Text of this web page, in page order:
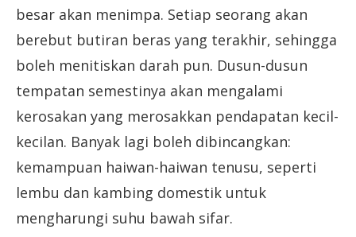
besar akan menimpa. Setiap seorang akan
berebut butiran beras yang terakhir, sehingga
boleh menitiskan darah pun. Dusun-dusun
tempatan semestinya akan mengalami
kerosakan yang merosakkan pendapatan kecil-
kecilan. Banyak lagi boleh dibincangkan:
kemampuan haiwan-haiwan tenusu, seperti
lembu dan kambing domestik untuk
mengharungi suhu bawah sifar.